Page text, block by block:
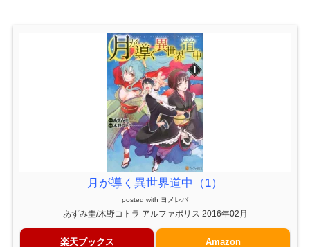
月が導く異世界道中（1）
posted with ヨメレバ
あずみ圭/木野コトラ アルファポリス 2016年02月
楽天ブックス Amazon